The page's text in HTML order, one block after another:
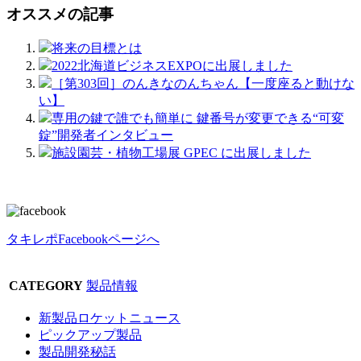
オススメの記事
将来の目標とは
2022北海道ビジネスEXPOに出展しました
［第303回］のんきなのんちゃん【一度座ると動けな
い】
専用の鍵で誰でも簡単に 鍵番号が変更できる“可変
錠”開発者インタビュー
施設園芸・植物工場展 GPEC に出展しました
タキレポFacebookページへ
CATEGORY 製品情報
新製品ロケットニュース
ピックアップ製品
製品開発秘話